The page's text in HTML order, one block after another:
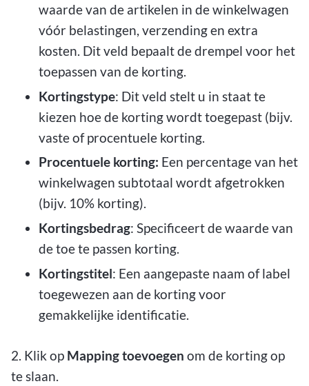
waarde van de artikelen in de winkelwagen
vóór belastingen, verzending en extra
kosten. Dit veld bepaalt de drempel voor het
toepassen van de korting.
Kortingstype: Dit veld stelt u in staat te
kiezen hoe de korting wordt toegepast (bijv.
vaste of procentuele korting.
Procentuele korting: Een percentage van het
winkelwagen subtotaal wordt afgetrokken
(bijv. 10% korting).
Kortingsbedrag: Specificeert de waarde van
de toe te passen korting.
Kortingstitel: Een aangepaste naam of label
toegewezen aan de korting voor
gemakkelijke identificatie.
2. Klik op Mapping toevoegen om de korting op
te slaan.